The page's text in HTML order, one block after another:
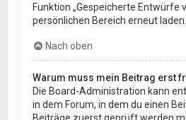
Funktion „Gespeicherte Entwürfe
persönlichen Bereich erneut laden.
Nach oben
Warum muss mein Beitrag erst
Die Board-Administration kann
in dem Forum, in dem du einen
Beiträge zuerst geprüft werden